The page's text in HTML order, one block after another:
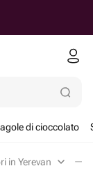
di cioccolato
in Yerevan